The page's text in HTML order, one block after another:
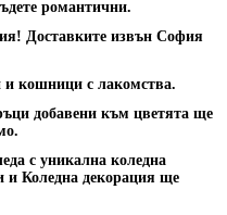
романтични.
Доставките извън София
и кошници с лакомства.
добавени към цветята ще
с уникална коледна
и Коледна декорация ще